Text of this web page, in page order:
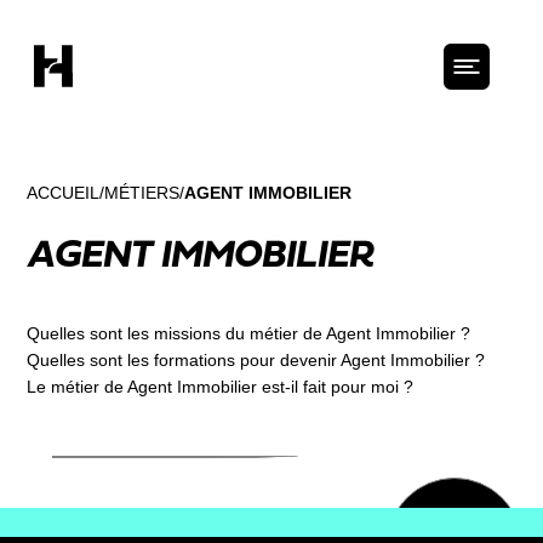
ACCUEIL MÉTIERS AGENT IMMOBILIER
AGENT IMMOBILIER
Quelles sont les missions du métier de Agent Immobilier ?
Quelles sont les formations pour devenir Agent Immobilier ?
Le métier de Agent Immobilier est-il fait pour moi ?